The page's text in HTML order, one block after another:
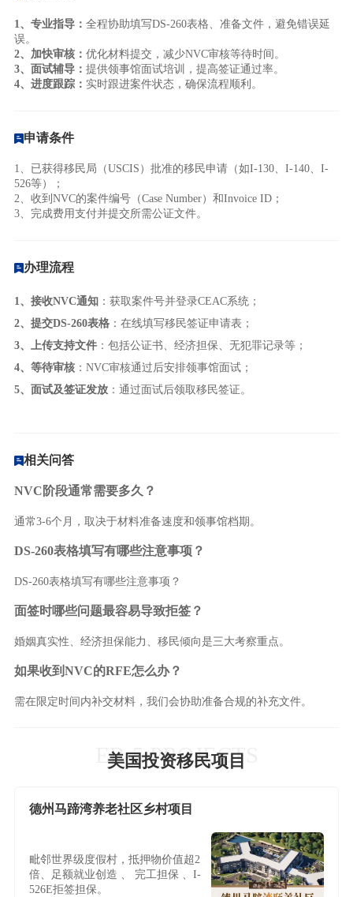
1、专业指导： 全程协助填写DS-260表格、准备文件，避免错误延
误。
2、加快审核： 优化材料提交，减少NVC审核等待时间。
3、面试辅导： 提供领事馆面试培训，提高签证通过率。
4、进度跟踪： 实时跟进案件状态，确保流程顺利。
申请条件
1、已获得移民局（USCIS）批准的移民申请（如I-130、I-140、I-
526等）；
2、收到NVC的案件编号（Case Number）和Invoice ID；
3、完成费用支付并提交所需公证文件。
办理流程
1、接收NVC通知：获取案件号并登录CEAC系统；
2、 提交DS-260表格：在线填写移民签证申请表；
3、上传支持文件：包括公证书、经济担保、无犯罪记录等；
4、等待审核：NVC审核通过后安排领事馆面试；
5、面试及签证发放：通过面试后领取移民签证。
相关问答
NVC阶段通常需要多久？
通常3-6个月，取决于材料准备速度和领事馆档期。
DS-260表格填写有哪些注意事项？
DS-260表格填写有哪些注意事项？
面签时哪些问题最容易导致拒签？
婚姻真实性、经济担保能力、移民倾向是三大考察重点。
如果收到NVC的RFE怎么办？
需在限定时间内补交材料，我们会协助准备合规的补充文件。
EB-5 PROJECTS
美国投资移民项目
德州马蹄湾养老社区乡村项目
毗邻世界级度假村，抵押物价值超2
倍、足额就业创造 、 完工担保 、I-
526E拒签担保。